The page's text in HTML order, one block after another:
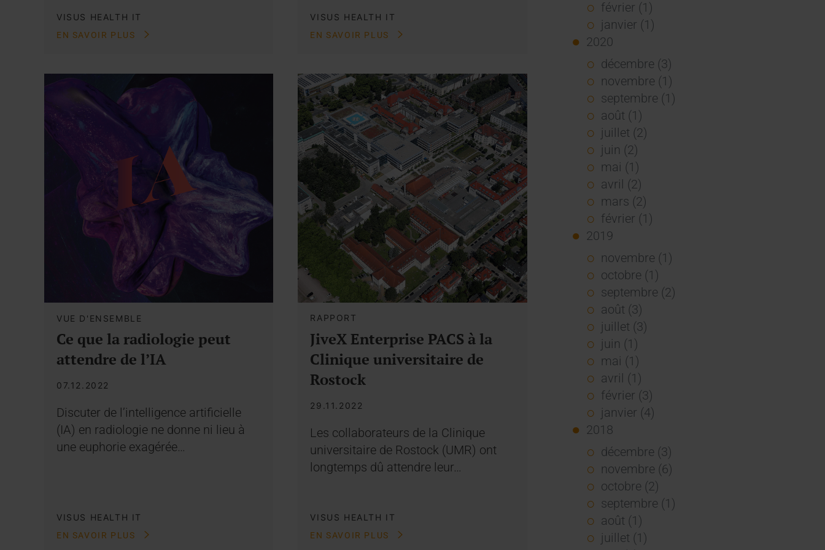
VISUS HEALTH IT
EN SAVOIR PLUS
VISUS HEALTH IT
EN SAVOIR PLUS
VUE D'ENSEMBLE
Ce que la radiologie peut
attendre de l’IA
07.12.2022
Discuter de l’intelligence artificielle
(IA) en radiologie ne donne ni lieu à
une euphorie exagérée…
VISUS HEALTH IT
EN SAVOIR PLUS
RAPPORT
JiveX Enterprise PACS à la
Clinique universitaire de
Rostock
29.11.2022
Les collaborateurs de la Clinique
universitaire de Rostock (UMR) ont
longtemps dû attendre leur…
VISUS HEALTH IT
EN SAVOIR PLUS
février (1)
janvier (1)
2020
décembre (3)
novembre (1)
septembre (1)
août (1)
juillet (2)
juin (2)
mai (1)
avril (2)
mars (2)
février (1)
2019
novembre (1)
octobre (1)
septembre (2)
août (3)
juillet (3)
juin (1)
mai (1)
avril (1)
février (3)
janvier (4)
2018
décembre (3)
novembre (6)
octobre (2)
septembre (1)
août (1)
juillet (1)